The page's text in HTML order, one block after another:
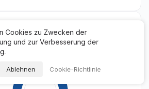
die Qualität der von den Kunden
Bewertungen.
Cookies zu Zwecken der
und zur Verbesserung der
Ablehnen Cookie-Richtlinie